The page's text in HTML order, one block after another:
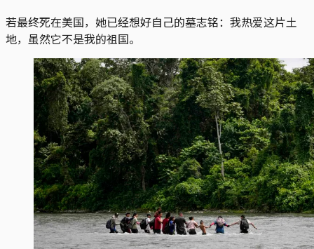
若最终死在美国，她已经想好自己的墓志铭：我热爱这片土
地，虽然它不是我的祖国。